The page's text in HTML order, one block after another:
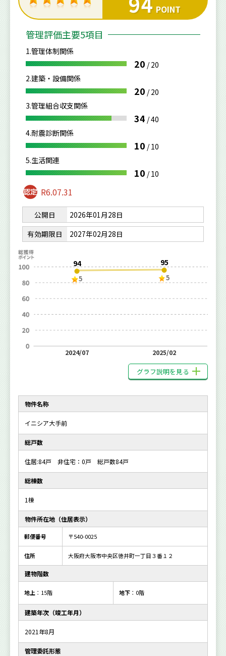
POINT
管理評価主要5項目
1.管理体制関係
20 /20
2.建築・設備関係
20 /20
3.管理組合収支関係
34 /40
4.耐震診断関係
10 /10
5.生活関連
10 /10
R6.07.31
公開日
2026年01月28日
有効期限日
2027年02月28日
94
5
2024/07
95
5
2025/02
グラフ説明を見る
物件名称
イニシア大手前
総戸数
住居:84戸 非住宅：0戸 総戸数84戸
総棟数
1棟
物件所在地（住居表示）
郵便番号 〒540-0025
住所 大阪府大阪市中央区徳井町一丁目３番１２
建物階数
地上 ：15階 地下：0階
建築年次（竣工年月）
2021年8月
管理委託形態